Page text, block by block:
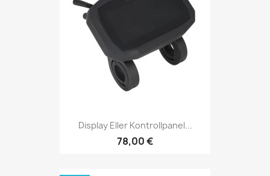
Display Eller Kontrollpanel...
78,00 €